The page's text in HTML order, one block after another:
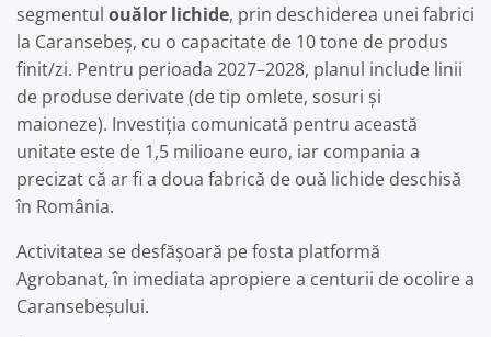
segmentul ouălor lichide, prin deschiderea unei fabrici
la Caransebeș, cu o capacitate de 10 tone de produs
finit/zi. Pentru perioada 2027–2028, planul include linii
de produse derivate (de tip omlete, sosuri și
maioneze). Investiția comunicată pentru această
unitate este de 1,5 milioane euro, iar compania a
precizat că ar fi a doua fabrică de ouă lichide deschisă
în România.
Activitatea se desfășoară pe fosta platformă
Agrobanat, în imediata apropiere a centurii de ocolire a
Caransebeșului.